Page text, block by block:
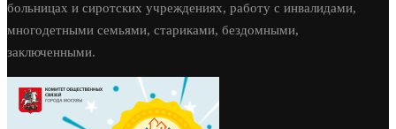
больницах и сиротских учреждениях, работу с инвалидами,
многодетными семьями, стариками, бездомными,
заключенными.